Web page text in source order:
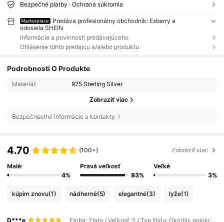
Bezpečné platby · Ochrana súkromia
Marketplace
Predáva profesionálny obchodník: Esberry a
odosiela SHEIN
Informácie a povinnosti predávajúceho
Ohlásenie tohto predajcu a/alebo produktu
Podrobnosti O Produkte
Materiál: 925 Sterling Silver
Zobraziť viac
Bezpečnostné informácie a kontakty
4.70 (100+) Zobraziť viac
Malé:
4%
Pravá veľkosť
93%
Veľké
3%
kúpim znovu(1) nádherné(5) elegantné(3) lyže(1)
D***e Farba: Zlato / Veľkosť: 5 / Typ štýlu: Okrúhly polokruhový stohovateľný prsteň - 1,5 mm